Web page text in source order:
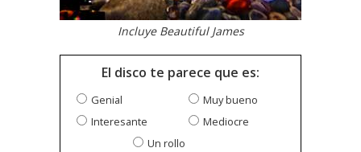
Incluye Beautiful James
El disco te parece que es:
Genial
Muy bueno
Interesante
Mediocre
Un rollo